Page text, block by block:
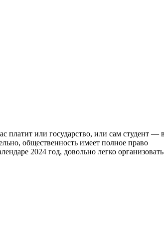
платит или государство, или сам студент —
общественность имеет полное право
2024 год, довольно легко